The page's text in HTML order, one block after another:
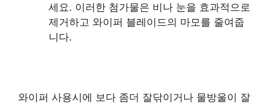
세요. 이러한 첨가물은 비나 눈을 효과적으로
제거하고 와이퍼 블레이드의 마모를 줄여줍
니다.
와이퍼 사용시에 보다 좀더 잘닦이거나 물방울이 잘